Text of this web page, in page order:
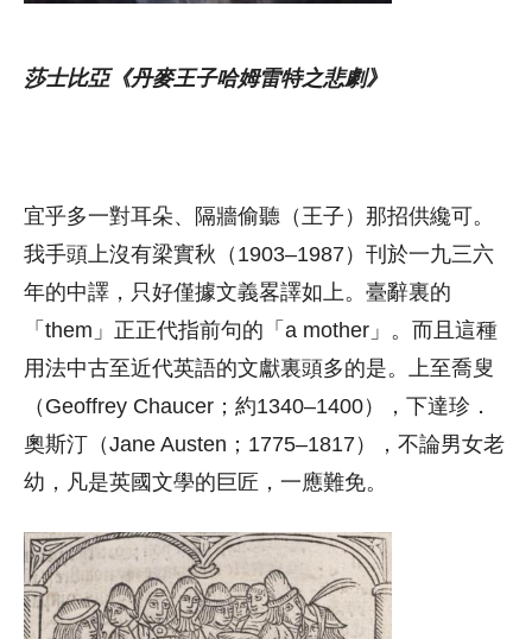
莎士比亞《丹麥王子哈姆雷特之悲劇》
宜乎多一對耳朵、隔牆偷聽（王子）那招供纔可。
我手頭上沒有梁實秋（1903–1987）刊於一九三六
年的中譯，只好僅據文義畧譯如上。臺辭裏的
「them」正正代指前句的「a mother」。而且這種
用法中古至近代英語的文獻裏頭多的是。上至喬叟
（Geoffrey Chaucer；約1340–1400），下達珍．
奧斯汀（Jane Austen；1775–1817），不論男女老
幼，凡是英國文學的巨匠，一應難免。